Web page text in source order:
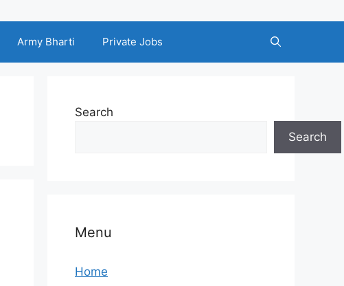
Army Bharti Private Jobs
Search
Search
Menu
Home